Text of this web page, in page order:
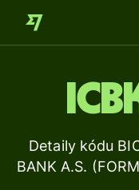
Detaily kódu
BANK A.S.